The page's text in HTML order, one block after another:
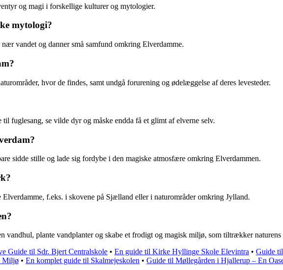
og magi i forskellige kulturer og mytologier.
mytologi?
vandet og danner små samfund omkring Elverdamme.
hvor de findes, samt undgå forurening og ødelæggelse af deres levesteder.
fuglesang, se vilde dyr og måske endda få et glimt af elverne selv.
sidde stille og lade sig fordybe i den magiske atmosfære omkring Elverdammen.
f.eks. i skovene på Sjælland eller i naturområder omkring Jylland.
vandhul, plante vandplanter og skabe et frodigt og magisk miljø, som tiltrækker naturens
Guide til Sdr. Bjert Centralskole • En guide til Kirke Hyllinge Skole Elevintra • Guide
Miljø • En komplet guide til Skalmejeskolen • Guide til Møllegården i Hjallerup – En